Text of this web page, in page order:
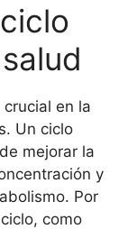
en la
Un ciclo
mejorar la
y
Por
como